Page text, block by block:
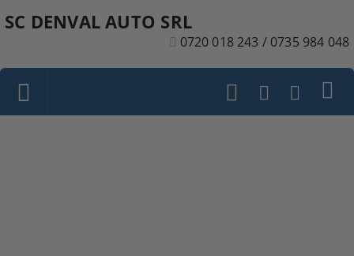
SC DENVAL AUTO SRL
0720 018 243 / 0735 984 048